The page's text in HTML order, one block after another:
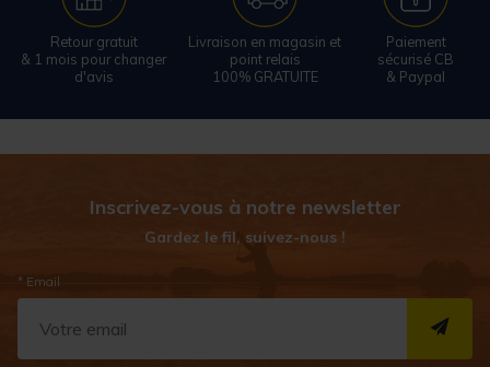
Retour gratuit
& 1 mois pour changer
d'avis
Livraison en magasin et
point relais
100% GRATUITE
Paiement
sécurisé CB
& Paypal
Inscrivez-vous à notre newsletter
Gardez le fil, suivez-nous !
* Email